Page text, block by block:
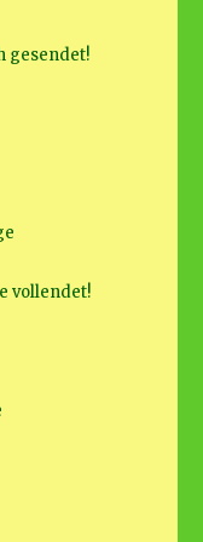
gesendet!
vollendet!